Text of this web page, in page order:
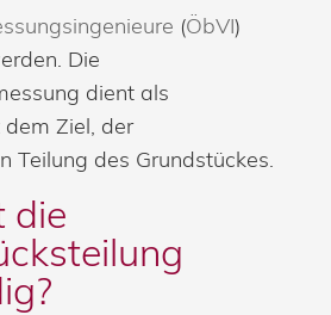
(ÖbVI)
Die
dient als
Ziel, der
Teilung des Grundstückes.
die